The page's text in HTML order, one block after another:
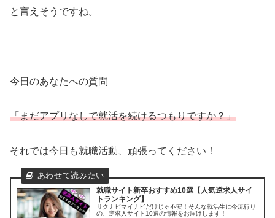
と言えそうですね。
今日のあなたへの質問
「まだアプリなしで就活を続けるつもりですか？」
それでは今日も就職活動、頑張ってください！
就職サイト新卒おすすめ10選【人気逆求人サイ
トランキング】
リクナビマイナビだけじゃ不安！そんな就活生に今流行り
の、逆求人サイト10選の情報をお届けします！